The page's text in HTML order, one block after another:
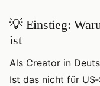
💡 Einstieg:
ist
Als Creator in
Ist das nicht für